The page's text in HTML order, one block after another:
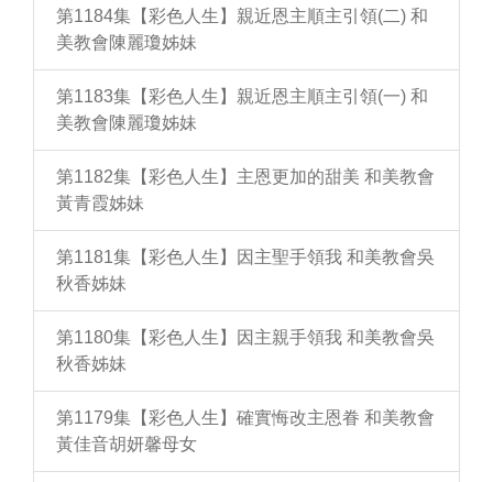
第1184集【彩色人生】親近恩主順主引領(二) 和
美教會陳麗瓊姊妹
第1183集【彩色人生】親近恩主順主引領(一) 和
美教會陳麗瓊姊妹
第1182集【彩色人生】主恩更加的甜美 和美教會
黃青霞姊妹
第1181集【彩色人生】因主聖手領我 和美教會吳
秋香姊妹
第1180集【彩色人生】因主親手領我 和美教會吳
秋香姊妹
第1179集【彩色人生】確實悔改主恩眷 和美教會
黃佳音胡妍馨母女